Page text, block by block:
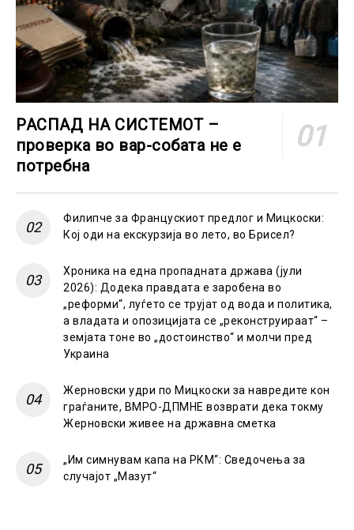
РАСПАД НА СИСТЕМОТ –
проверка во вар-собата не е
потребна
Филипче за Францускиот предлог и Мицкоски:
Кој оди на екскурзија во лето, во Брисел?
Хроника на една пропадната држава (јули
2026): Додека правдата е заробена во
„реформи“, луѓето се трујат од вода и политика,
а владата и опозицијата се „реконструираат“ –
земјата тоне во „достоинство“ и молчи пред
Украина
Жерновски удри по Мицкоски за навредите кон
граѓаните, ВМРО-ДПМНЕ возврати дека токму
Жерновски живее на државна сметка
„Им симнувам капа на РКМ“: Сведочења за
случајот „Мазут“